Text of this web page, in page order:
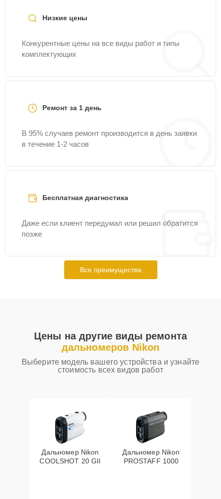
Низкие цены
Конкурентные цены на все виды работ и типы
комплектующих
Ремонт за 1 день
В 95% случаев ремонт производится в день заявки
в течение 1-2 часов
Бесплатная диагностика
Даже если клиент передумал или решил обратится
позже
Все преимущества
Цены на другие виды ремонта
дальномеров Nikon
Выберите модель вашего устройства и узнайте
стоимость всех видов работ
Дальномер Nikon
COOLSHOT 20 GII
Дальномер Nikon
PROSTAFF 1000